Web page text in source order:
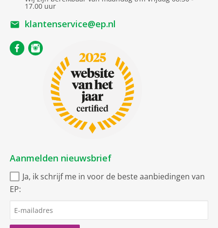
17.00 uur
klantenservice@ep.nl
Aanmelden nieuwsbrief
Ja, ik schrijf me in voor de beste aanbiedingen van
EP: